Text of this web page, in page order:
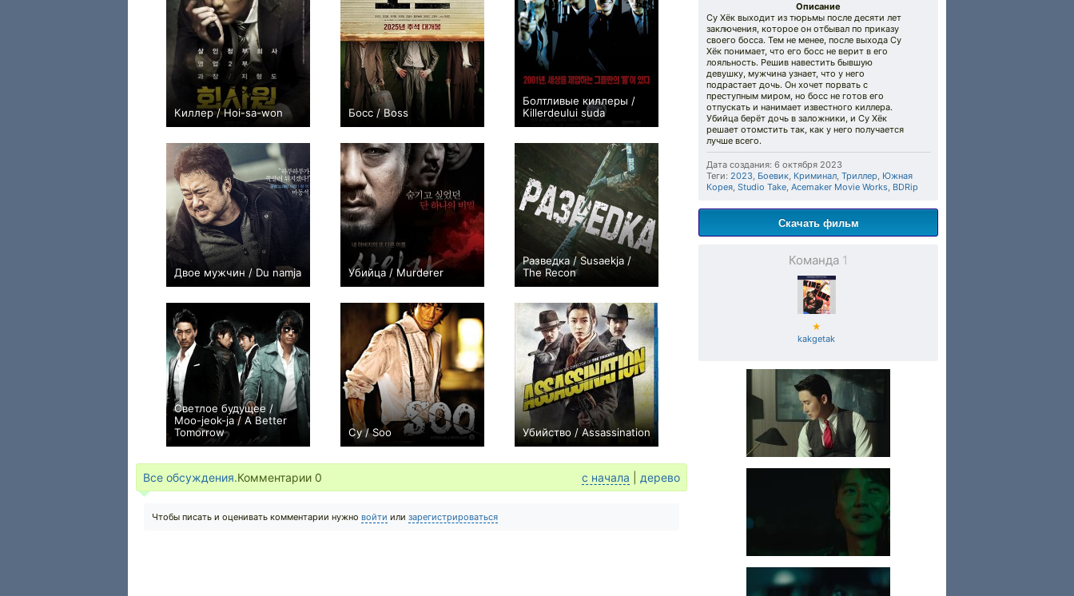
Киллер / Hoi-sa-won
+4
Босс / Boss
+2
Болтливые киллеры /
Killerdeului suda
0
Двое мужчин / Du namja
+3
Убийца / Murderer
+3
Разведка / Susaekja /
The Recon
+2
Светлое будущее /
Moo-jeok-ja / A Better
Tomorrow
0
Су / Soo
0
Убийство / Assassination
+1
Все обсуждения.Комментарии 0 с начала дерево
Чтобы писать и оценивать комментарии нужно войти или зарегистрироваться
Описание
Су Хёк выходит из тюрьмы после десяти лет
заключения, которое он отбывал по приказу
своего босса. Тем не менее, после выхода Су
Хёк понимает, что его босс не верит в его
лояльность. Решив навестить бывшую
девушку, мужчина узнает, что у него
подрастает дочь. Он хочет порвать с
преступным миром, но босс не готов его
отпускать и нанимает известного киллера.
Убийца берёт дочь в заложники, и Су Хёк
решает отомстить так, как у него получается
лучше всего.
Дата создания: 6 октября 2023
Теги: 2023, Боевик, Криминал, Триллер, Южная
Корея, Studio Take, Acemaker Movie Works, BDRip
Скачать фильм
Команда 1
★
kakgetak